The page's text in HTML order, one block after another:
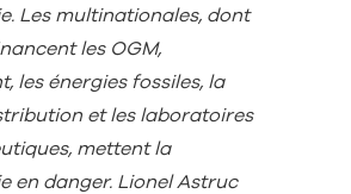
Les multinationales, dont
les OGM,
les énergies fossiles, la
et les laboratoires
mettent la
en danger. Lionel Astruc